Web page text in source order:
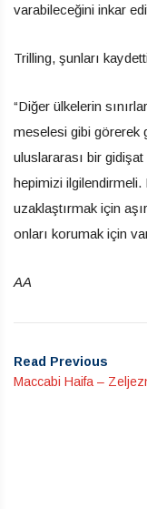
varabileceğini inkar
Trilling, şunları
“Diğer ülkelerin
meselesi gibi görerek
uluslararası bir
hepimizi ilgilendirmeli.
uzaklaştırmak için
onları korumak için
AA
Read Previous
Maccabi Haifa –